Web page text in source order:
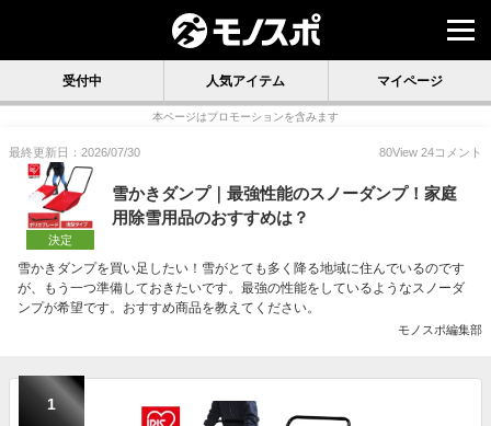
受付中 人気アイテム マイページ
本ページはプロモーションを含みます
最終更新日：2026/07/30 80View 24コメント
決定
雪かきダンプ｜最強性能のスノーダンプ！家庭
用除雪用品のおすすめは？
雪かきダンプを買い足したい！雪がとても多く降る地域に住んでいるのです
が、もう一つ準備しておきたいです。最強の性能をしているようなスノーダ
ンプが希望です。おすすめ商品を教えてください。
モノスポ編集部
1